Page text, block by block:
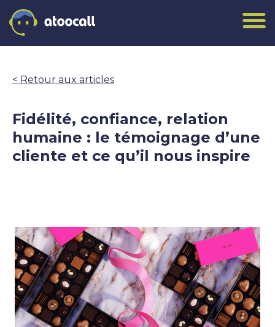
< Retour aux articles
Fidélité, confiance, relation
humaine : le témoignage d’une
cliente et ce qu’il nous inspire